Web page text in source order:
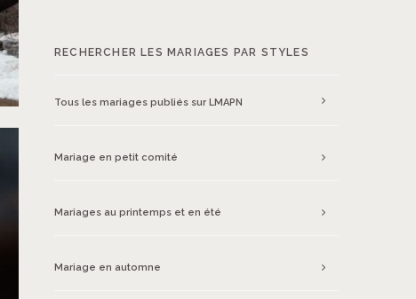
RECHERCHER LES MARIAGES PAR STYLES
Tous les mariages publiés sur LMAPN
Mariage en petit comité
Mariages au printemps et en été
Mariage en automne